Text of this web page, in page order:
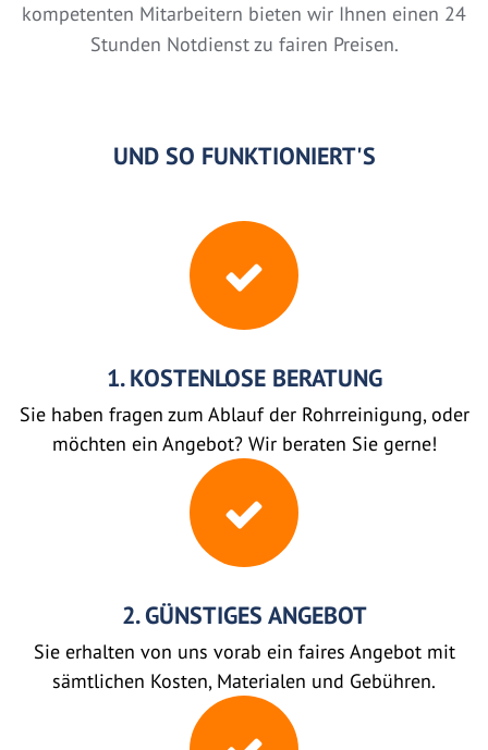
kompetenten Mitarbeitern bieten wir Ihnen einen 24
Stunden Notdienst zu fairen Preisen.
UND SO FUNKTIONIERT'S
1. KOSTENLOSE BERATUNG
Sie haben fragen zum Ablauf der Rohrreinigung, oder
möchten ein Angebot? Wir beraten Sie gerne!
2. GÜNSTIGES ANGEBOT
Sie erhalten von uns vorab ein faires Angebot mit
sämtlichen Kosten, Materialen und Gebühren.